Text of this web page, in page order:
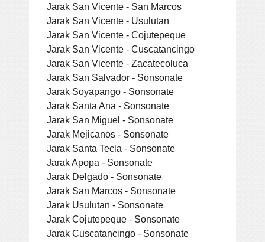
Jarak San Vicente - San Marcos
Jarak San Vicente - Usulutan
Jarak San Vicente - Cojutepeque
Jarak San Vicente - Cuscatancingo
Jarak San Vicente - Zacatecoluca
Jarak San Salvador - Sonsonate
Jarak Soyapango - Sonsonate
Jarak Santa Ana - Sonsonate
Jarak San Miguel - Sonsonate
Jarak Mejicanos - Sonsonate
Jarak Santa Tecla - Sonsonate
Jarak Apopa - Sonsonate
Jarak Delgado - Sonsonate
Jarak San Marcos - Sonsonate
Jarak Usulutan - Sonsonate
Jarak Cojutepeque - Sonsonate
Jarak Cuscatancingo - Sonsonate